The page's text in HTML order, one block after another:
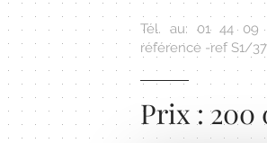
Tél. au: 01 44
référence -ref S1/
Prix : 200